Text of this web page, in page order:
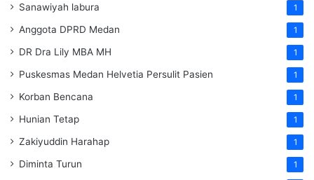
Sanawiyah labura 1
Anggota DPRD Medan 1
DR Dra Lily MBA MH 1
Puskesmas Medan Helvetia Persulit Pasien 1
Korban Bencana 1
Hunian Tetap 1
Zakiyuddin Harahap 1
Diminta Turun 1